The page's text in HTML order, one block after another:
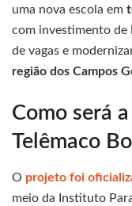
uma nova escola em
com investimento de
de vagas e
região dos Campos
Como será
Telêmaco
O projeto foi
meio da Instituto